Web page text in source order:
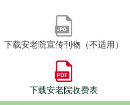
下载安老院宣传刊物（不适用）
下载安老院收费表